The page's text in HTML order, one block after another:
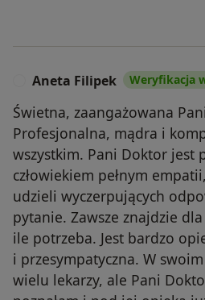
Aneta Filipek Weryfikacja
Świetna, zaangażowana
Profesjonalna, mądra i
wszystkim. Pani Doktor jest
człowiekiem pełnym
udzieli wyczerpujących
pytanie. Zawsze znajdzie
ile potrzeba. Jest bardzo
i przesympatyczna. W
wielu lekarzy, ale Pani